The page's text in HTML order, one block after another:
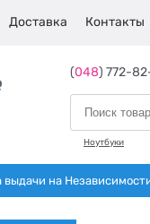
Доставка Контакты
(048) 772-
Ноутбуки
выдачи на